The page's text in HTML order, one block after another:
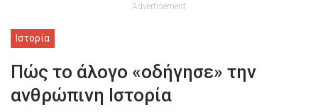
Advertisement
Ιστορία
Πώς τo άλογο «οδήγησε» την
ανθρώπινη Ιστορία